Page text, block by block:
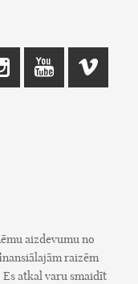
aizdevumu no
raizēm
Es atkal varu smaidīt